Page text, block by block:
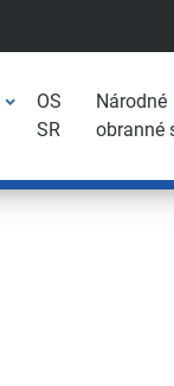
OS
SR
Národné
obranné